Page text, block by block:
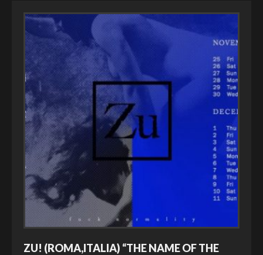
ZU! (ROMA,ITALIA) “THE NAME OF THE